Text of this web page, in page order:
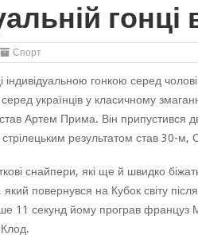
Спорт
гонкою серед
українців у класичному
Артем Прима. Він припустився
стрілецьким результатом став 30-
снайпери, які ще й швидко
повернувся на Кубок світу
11 секунд йому програв француз